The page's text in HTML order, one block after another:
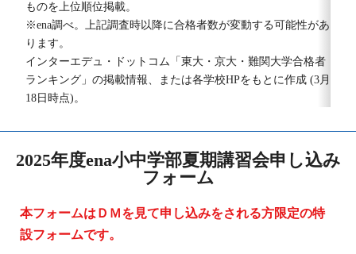
ものを上位順位掲載。
※ena調べ。上記調査時以降に合格者数が変動する可能性があ
ります。
インターエデュ・ドットコム「東大・京大・難関大学合格者
ランキング」の掲載情報、または各学校HPをもとに作成 (3月
18日時点)。
2025年度ena小中学部夏期講習会申し込み
フォーム
本フォームはＤＭを見て申し込みをされる方限定の特
設フォームです。